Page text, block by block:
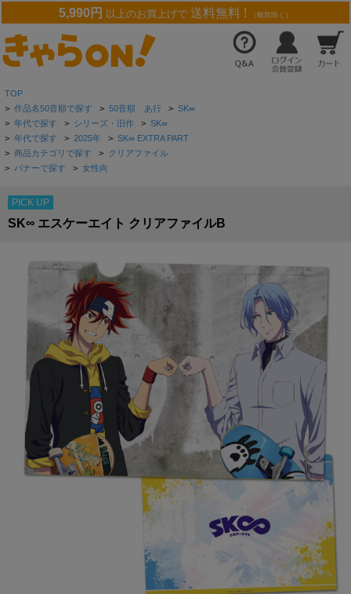
5,990円 以上のお買上げで 送料無料 ! （離島除く）
TOP
> 作品名50音順で探す > 50音順 あ行 > SK∞
> 年代で探す > シリーズ・旧作 > SK∞
> 年代で探す > 2025年 > SK∞ EXTRA PART
> 商品カテゴリで探す > クリアファイル
> バナーで探す > 女性向
PICK UP
SK∞ エスケーエイト クリアファイルB